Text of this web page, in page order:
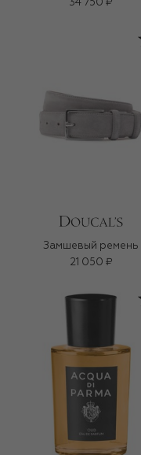
34 750 ₽
Замшевый ремень
21 050 ₽